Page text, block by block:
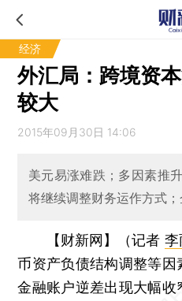
经济
外汇局：跨境资
较大
2015年09月30日 14:06
美元易涨难跌；多因素推
将继续调整财务运作方式
【财新网】（记者 李
币资产负债结构调整等
金融账户逆差出现大幅收